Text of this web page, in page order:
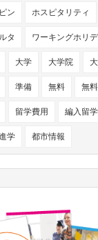
ン ホスピタリティ
タ ワーキングホリ
大学 大学院
準備 無料 無
留学費用 編入留学
学 都市情報